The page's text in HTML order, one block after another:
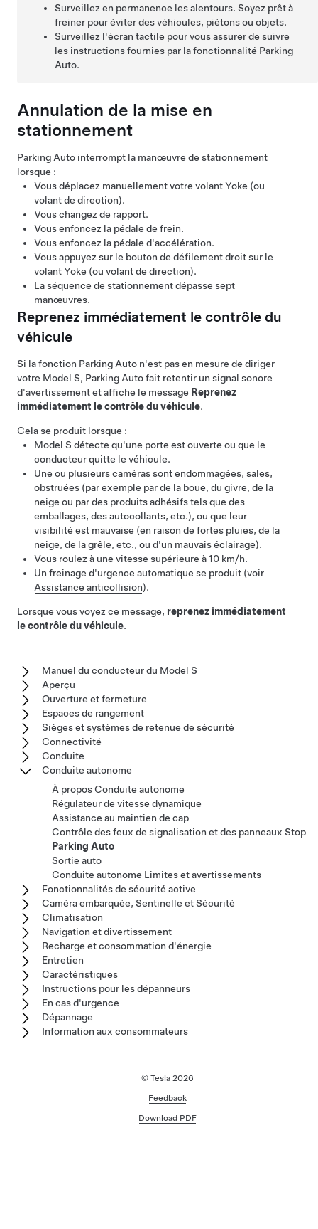
Surveillez en permanence les alentours. Soyez prêt à
freiner pour éviter des véhicules, piétons ou objets.
Surveillez l'écran tactile pour vous assurer de suivre
les instructions fournies par la fonctionnalité Parking
Auto.
Annulation de la mise en
stationnement
Parking Auto interrompt la manœuvre de stationnement
lorsque :
Vous déplacez manuellement votre volant Yoke (ou
volant de direction).
Vous changez de rapport.
Vous enfoncez la pédale de frein.
Vous enfoncez la pédale d'accélération.
Vous appuyez sur le bouton de défilement droit sur le
volant Yoke (ou volant de direction).
La séquence de stationnement dépasse sept
manœuvres.
Reprenez immédiatement le contrôle du
véhicule
Si la fonction Parking Auto n'est pas en mesure de diriger
votre Model S, Parking Autofait retentir un signal sonore
d'avertissement et affiche le message Reprenez
immédiatement le contrôle du véhicule.
Cela se produit lorsque :
Model S détecte qu'une porte est ouverte ou que le
conducteur quitte le véhicule.
Une ou plusieurs caméras sont endommagées, sales,
obstruées (par exemple par de la boue, du givre, de la
neige ou par des produits adhésifs tels que des
emballages, des autocollants, etc.), ou que leur
visibilité est mauvaise (en raison de fortes pluies, de la
neige, de la grêle, etc., ou d'un mauvais éclairage).
Vous roulez à une vitesse supérieure à10 km/h.
Un freinage d'urgence automatique se produit (voir
Assistance anticollision).
Lorsque vous voyez ce message, reprenez immédiatement
le contrôle du véhicule.
Manuel du conducteur du Model S
Aperçu
Ouverture et fermeture
Espaces de rangement
Sièges et systèmes de retenue de sécurité
Connectivité
Conduite
Conduite autonome
À propos Conduite autonome
Régulateur de vitesse dynamique
Assistance au maintien de cap
Contrôle des feux de signalisation et des panneaux Stop
Parking Auto
Sortie auto
Conduite autonome Limites et avertissements
Fonctionnalités de sécurité active
Caméra embarquée, Sentinelle et Sécurité
Climatisation
Navigation et divertissement
Recharge et consommation d'énergie
Entretien
Caractéristiques
Instructions pour les dépanneurs
En cas d'urgence
Dépannage
Information aux consommateurs
© Tesla 2026
Feedback
Download PDF